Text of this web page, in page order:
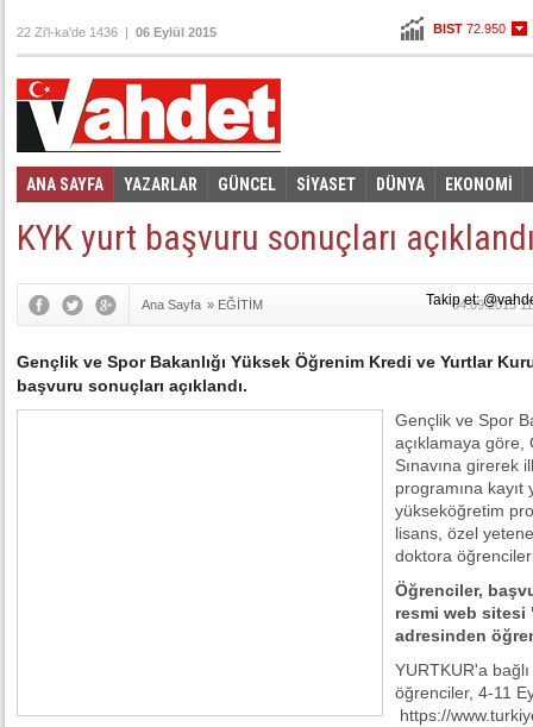
BIST 72.950
22 Zi'l-ka'de 1436 | 06 Eylül 2015
ANA SAYFA YAZARLAR GÜNCEL SİYASET DÜNYA EKONOMİ
Video Galeri
KYK yurt başvuru sonuçları
Ana Sayfa » EĞİTİM 04.09.2015
Gençlik ve Spor Bakanlığı Yüksek Öğrenim Kredi ve Yurtlar
başvuru sonuçları açıklandı.
Gençlik ve Spor
açıklamaya göre,
Sınavına girerek
programına
yükseköğretim
lisans, özel
doktora
Öğrenciler,
resmi web
adresinden
YURTKUR'a
öğrenciler, 4-11
https://
Takip et: